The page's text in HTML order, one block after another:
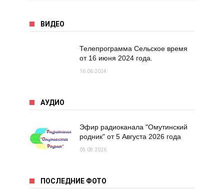
ВИДЕО
Телепрограмма Сельское время
от 16 июня 2024 года.
16.06.2024
АУДИО
Эфир радиоканала "Омутинский
родник" от 5 Августа 2026 года
05.08.2026
ПОСЛЕДНИЕ ФОТО